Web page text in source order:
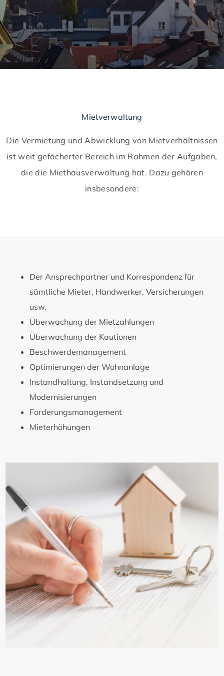
Mietverwaltung
Die Vermietung und Abwicklung von Mietverhältnissen
ist weit gefächerter Bereich im Rahmen der Aufgaben,
die die Miethausverwaltung hat. Dazu gehören
insbesondere:
Der Ansprechpartner und Korrespondenz für
sämtliche Mieter, Handwerker, Versicherungen
usw.
Überwachung der Mietzahlungen
Überwachung der Kautionen
Beschwerdemanagement
Optimierungen der Wohnanlage
Instandhaltung, Instandsetzung und
Modernisierungen
Forderungsmanagement
Mieterhöhungen